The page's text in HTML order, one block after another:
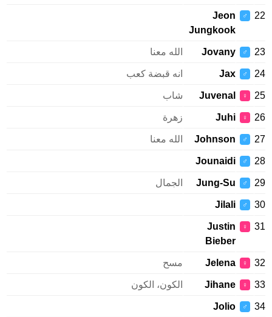
♂
Jeon
Jungkook
♂
Jovany الله معنا
♂
Jax انه قبضة كعب
♀
Juvenal شاب
♀
Juhi زهرة
♂
Johnson الله معنا
♂
Jounaidi
♂
Jung-Su الجمال
♂
Jilali
♀
Justin
Bieber
♀
Jelena مسح
♀
Jihane الكون، الكون
♂
Jolio